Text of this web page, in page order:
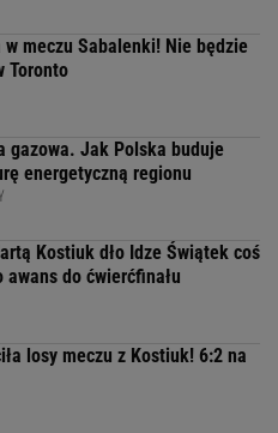
w meczu Sabalenki! Nie będzie
Toronto
gazowa. Jak Polska buduje
energetyczną regionu
Kostiuk dło Idze Świątek coś
do ćwierćfinału
losy meczu z Kostiuk! 6:2 na